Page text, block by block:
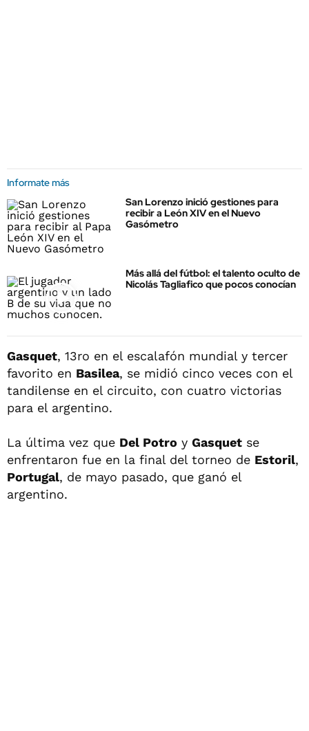
Informate más
San Lorenzo inició gestiones para
recibir a León XIV en el Nuevo
Gasómetro
Más allá del fútbol: el talento oculto de
Nicolás Tagliafico que pocos conocían
Gasquet, 13ro en el escalafón mundial y tercer
favorito en Basilea, se midió cinco veces con el
tandilense en el circuito, con cuatro victorias
para el argentino.
La última vez que Del Potro y Gasquet se
enfrentaron fue en la final del torneo de Estoril,
Portugal, de mayo pasado, que ganó el
argentino.